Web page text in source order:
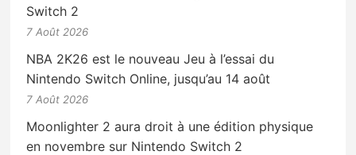
Switch 2
7 Août 2026
NBA 2K26 est le nouveau Jeu à l’essai du
Nintendo Switch Online, jusqu’au 14 août
7 Août 2026
Moonlighter 2 aura droit à une édition physique
en novembre sur Nintendo Switch 2